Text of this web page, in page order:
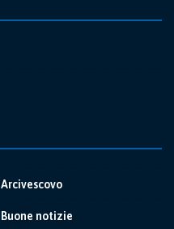
Arcivescovo
Buone notizie